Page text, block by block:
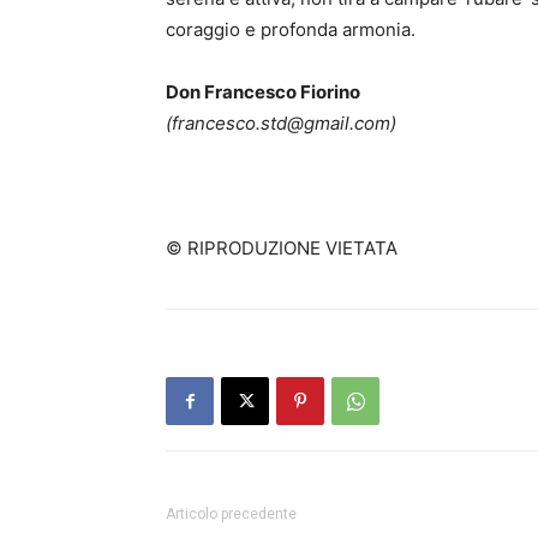
coraggio e profonda armonia.
Don Francesco Fiorino
(francesco.std@gmail.com)
© RIPRODUZIONE VIETATA
Articolo precedente